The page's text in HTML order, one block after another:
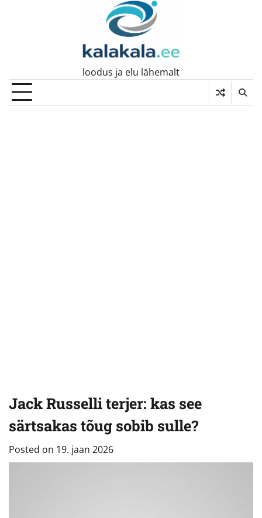
loodus ja elu lähemalt
Jack Russelli terjer: kas see
särtsakas tõug sobib sulle?
Posted on 19. jaan 2026